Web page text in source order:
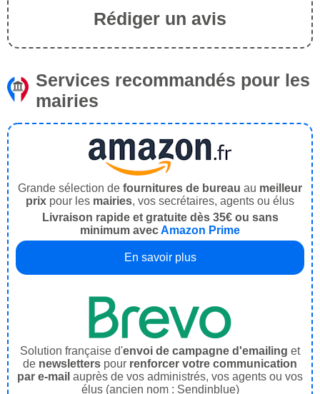
Rédiger un avis
Services recommandés pour les
mairies
Grande sélection de fournitures de bureau au meilleur
prix pour les mairies, vos secrétaires, agents ou élus
Livraison rapide et gratuite dès 35€ ou sans
minimum avecAmazon Prime
En savoir plus
Solution française d'envoi de campagne d'emailing et
de newsletters pour renforcer votre communication
par e-mail auprès de vos administrés, vos agents ou vos
élus (ancien nom : Sendinblue)